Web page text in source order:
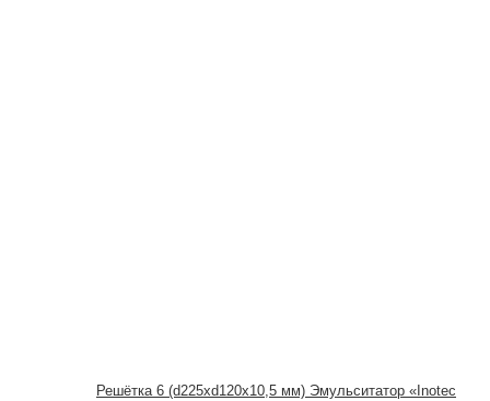
Решётка 6 (d225xd120x10,5 мм) Эмульситатор «Inotec